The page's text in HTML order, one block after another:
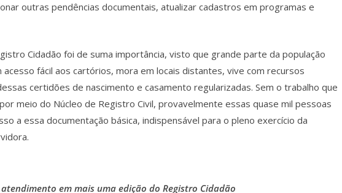
outras pendências documentais, atualizar cadastros em programas e
Cidadão foi de suma importância, visto que grande parte da população
fácil aos cartórios, mora em locais distantes, vive com recursos
certidões de nascimento e casamento regularizadas. Sem o trabalho que
meio do Núcleo de Registro Civil, provavelmente essas quase mil pessoas
a essa documentação básica, indispensável para o pleno exercício da
atendimento em mais uma edição do Registro Cidadão